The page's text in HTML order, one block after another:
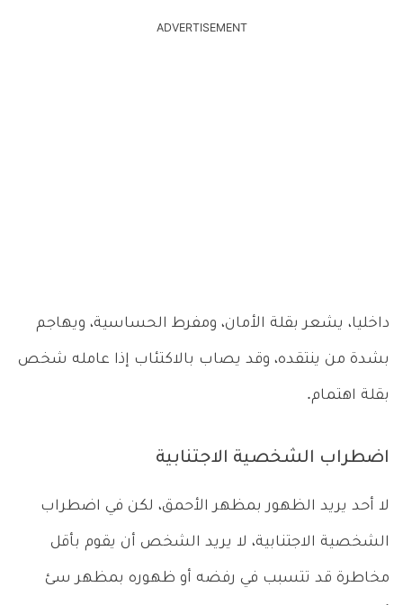
ADVERTISEMENT
داخليا، يشعر بقلة الأمان، ومفرط الحساسية، ويهاجم
بشدة من ينتقده، وقد يصاب بالاكتئاب إذا عامله شخص
بقلة اهتمام.
اضطراب الشخصية الاجتنابية
لا أحد يريد الظهور بمظهر الأحمق، لكن في اضطراب
الشخصية الاجتنابية، لا يريد الشخص أن يقوم بأقل
مخاطرة قد تتسبب في رفضه أو ظهوره بمظهر سئ